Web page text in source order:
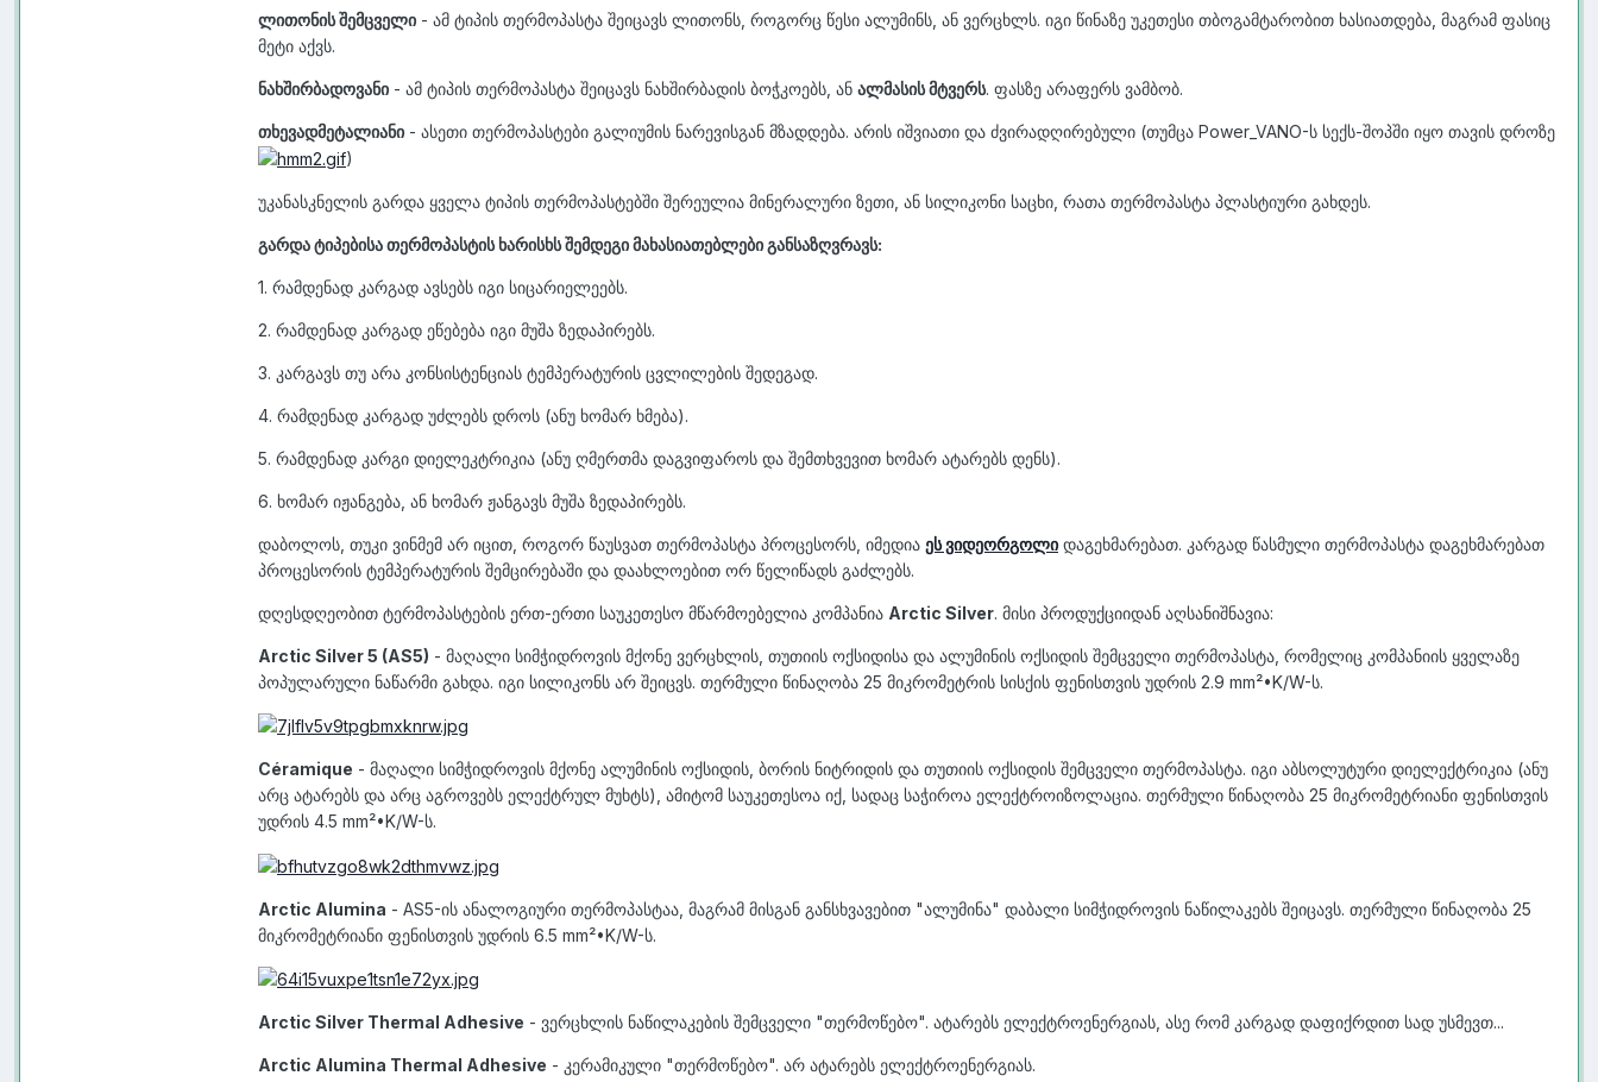
ლითონის შემცველი - ამ ტიპის თერმოპასტა შეიცავს ლითონს, როგორც წესი ალუმინს, ან ვერცხლს. იგი წინაზე უკეთესი თბოგამტარობით ხასიათდება, მაგრამ ფასიც
მეტი აქვს.
ნახშირბადოვანი - ამ ტიპის თერმოპასტა შეიცავს ნახშირბადის ბოჭკოებს, ან ალმასის მტვერს. ფასზე არაფერს ვამბობ.
თხევადმეტალიანი - ასეთი თერმოპასტები გალიუმის ნარევისგან მზადდება. არის იშვიათი და ძვირადღირებული (თუმცა Power_VANO-ს სექს-შოპში იყო თავის დროზე
)
უკანასკნელის გარდა ყველა ტიპის თერმოპასტებში შერეულია მინერალური ზეთი, ან სილიკონი საცხი, რათა თერმოპასტა პლასტიური გახდეს.
გარდა ტიპებისა თერმოპასტის ხარისხს შემდეგი მახასიათებლები განსაზღვრავს:
1. რამდენად კარგად ავსებს იგი სიცარიელეებს.
2. რამდენად კარგად ეწებება იგი მუშა ზედაპირებს.
3. კარგავს თუ არა კონსისტენციას ტემპერატურის ცვლილების შედეგად.
4. რამდენად კარგად უძლებს დროს (ანუ ხომარ ხმება).
5. რამდენად კარგი დიელეკტრიკია (ანუ ღმერთმა დაგვიფაროს და შემთხვევით ხომარ ატარებს დენს).
6. ხომარ იჟანგება, ან ხომარ ჟანგავს მუშა ზედაპირებს.
დაბოლოს, თუკი ვინმემ არ იცით, როგორ წაუსვათ თერმოპასტა პროცესორს, იმედია ეს ვიდეორგოლი დაგეხმარებათ. კარგად წასმული თერმოპასტა დაგეხმარებათ
პროცესორის ტემპერატურის შემცირებაში და დაახლოებით ორ წელიწადს გაძლებს.
დღესდღეობით ტერმოპასტების ერთ-ერთი საუკეთესო მწარმოებელია კომპანია Arctic Silver. მისი პროდუქციიდან აღსანიშნავია:
Arctic Silver 5 (AS5) - მაღალი სიმჭიდროვის მქონე ვერცხლის, თუთიის ოქსიდისა და ალუმინის ოქსიდის შემცველი თერმოპასტა, რომელიც კომპანიის ყველაზე
პოპულარული ნაწარმი გახდა. იგი სილიკონს არ შეიცვს. თერმული წინაღობა 25 მიკრომეტრის სისქის ფენისთვის უდრის 2.9 mm²•K/W-ს.
Céramique - მაღალი სიმჭიდროვის მქონე ალუმინის ოქსიდის, ბორის ნიტრიდის და თუთიის ოქსიდის შემცველი თერმოპასტა. იგი აბსოლუტური დიელექტრიკია (ანუ
არც ატარებს და არც აგროვებს ელექტრულ მუხტს), ამიტომ საუკეთესოა იქ, სადაც საჭიროა ელექტროიზოლაცია. თერმული წინაღობა 25 მიკრომეტრიანი ფენისთვის
უდრის 4.5 mm²•K/W-ს.
Arctic Alumina - AS5-ის ანალოგიური თერმოპასტაა, მაგრამ მისგან განსხვავებით "ალუმინა" დაბალი სიმჭიდროვის ნაწილაკებს შეიცავს. თერმული წინაღობა 25
მიკრომეტრიანი ფენისთვის უდრის 6.5 mm²•K/W-ს.
Arctic Silver Thermal Adhesive - ვერცხლის ნაწილაკების შემცველი "თერმოწებო". ატარებს ელექტროენერგიას, ასე რომ კარგად დაფიქრდით სად უსმევთ...
Arctic Alumina Thermal Adhesive - კერამიკული "თერმოწებო". არ ატარებს ელექტროენერგიას.